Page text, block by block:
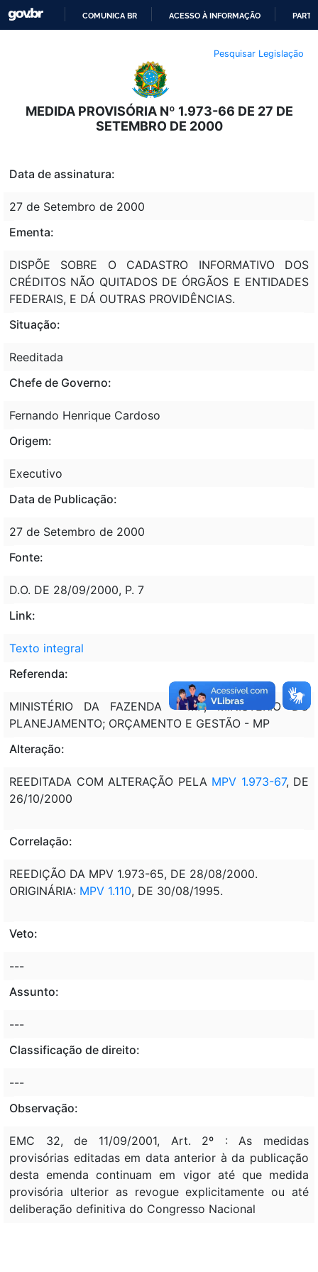
O
CONTEÚDO
COMUNICA BR ACESSO À INFORMAÇÃO
Pesquisar Legislação
MEDIDA PROVISÓRIA Nº 1.973-66 DE 27 DE
SETEMBRO DE 2000
Data de assinatura:
27 de Setembro de 2000
Ementa:
DISPÕE SOBRE O CADASTRO INFORMATIVO DOS
CRÉDITOS NÃO QUITADOS DE ÓRGÃOS E ENTIDADES
FEDERAIS, E DÁ OUTRAS PROVIDÊNCIAS.
Situação:
Reeditada
Chefe de Governo:
Fernando Henrique Cardoso
Origem:
Executivo
Data de Publicação:
27 de Setembro de 2000
Fonte:
D.O. DE 28/09/2000, P. 7
Link:
Texto integral
Referenda:
MINISTÉRIO DA FAZENDA - MF; MINISTÉRIO DO
PLANEJAMENTO; ORÇAMENTO E GESTÃO - MP
Alteração:
REEDITADA COM ALTERAÇÃO PELA MPV 1.973-67, DE
26/10/2000
Correlação:
REEDIÇÃO DA MPV 1.973-65, DE 28/08/2000.
ORIGINÁRIA: MPV 1.110, DE 30/08/1995.
Veto:
---
Assunto:
---
Classificação de direito:
---
Observação:
EMC 32, de 11/09/2001, Art. 2º : As medidas
provisórias editadas em data anterior à da publicação
desta emenda continuam em vigor até que medida
provisória ulterior as revogue explicitamente ou até
deliberação definitiva do Congresso Nacional